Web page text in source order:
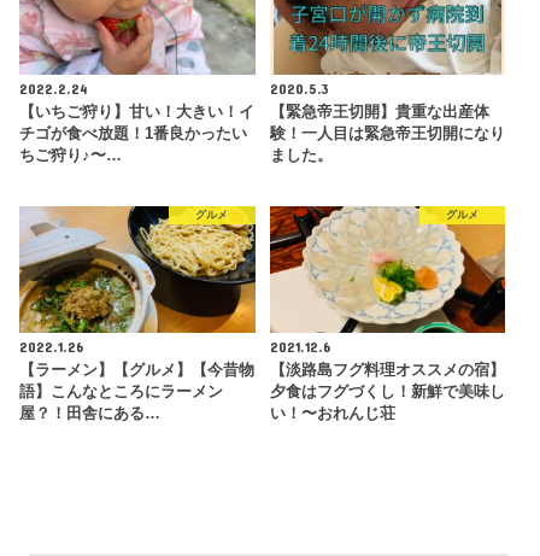
2022.2.24
【いちご狩り】甘い！大きい！イ
チゴが食べ放題！1番良かったい
ちご狩り♪〜…
2020.5.3
【緊急帝王切開】貴重な出産体
験！一人目は緊急帝王切開になり
ました。
グルメ
2022.1.26
【ラーメン】【グルメ】【今昔物
語】こんなところにラーメン
屋？！田舎にある…
グルメ
2021.12.6
【淡路島フグ料理オススメの宿】
夕食はフグづくし！新鮮で美味し
い！〜おれんじ荘